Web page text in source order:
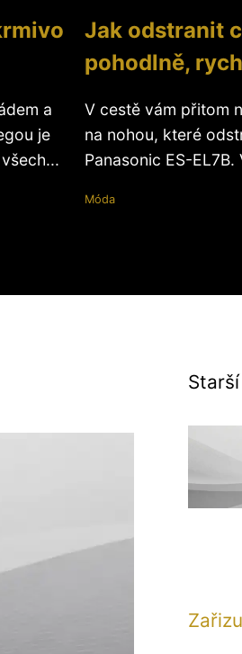
a
je
Jak odstranit
pohodlně,
V cestě vám přitom
na nohou, které
Panasonic ES-EL7B.
Móda